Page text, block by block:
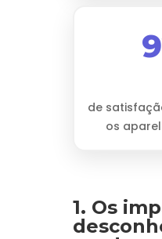
de
os
1. Os